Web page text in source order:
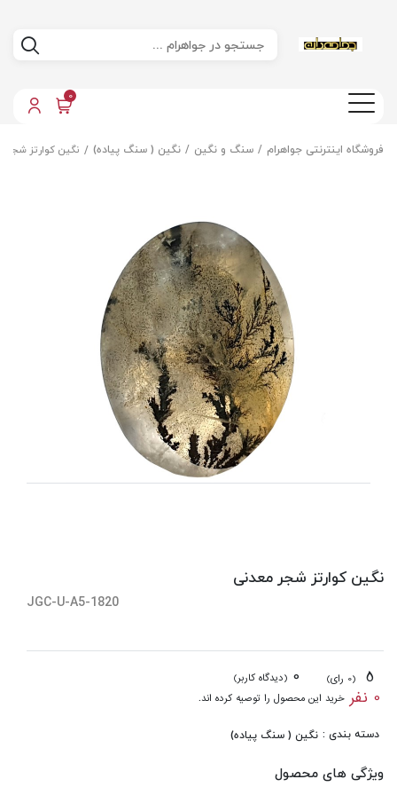
0
فروشگاه اینترنتی جواهرام سنگ و نگین نگین ( سنگ پیاده) نگین کوارتز شجر
نگین کوارتز شجر معدنی
JGC-U-A5-1820
(0 رای) 0 (دیدگاه کاربر)
0 نفر خرید این محصول را توصیه کرده اند.
دسته بندی : نگین ( سنگ پیاده)
ویژگی های محصول